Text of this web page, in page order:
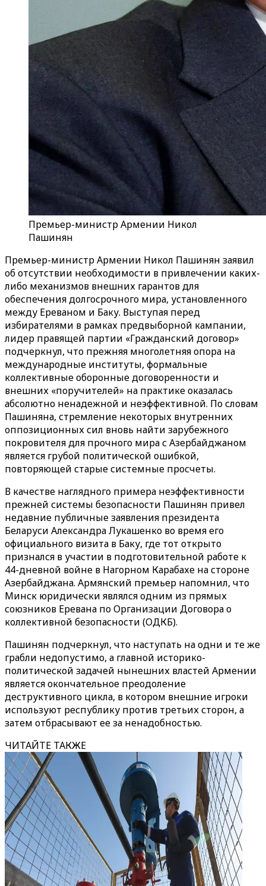
Премьер-министр Армении Никол
Пашинян
Премьер-министр Армении Никол Пашинян заявил
об отсутствии необходимости в привлечении каких-
либо механизмов внешних гарантов для
обеспечения долгосрочного мира, установленного
между Ереваном и Баку. Выступая перед
избирателями в рамках предвыборной кампании,
лидер правящей партии «Гражданский договор»
подчеркнул, что прежняя многолетняя опора на
международные институты, формальные
коллективные оборонные договоренности и
внешних «поручителей» на практике оказалась
абсолютно ненадежной и неэффективной. По словам
Пашиняна, стремление некоторых внутренних
оппозиционных сил вновь найти зарубежного
покровителя для прочного мира с Азербайджаном
является грубой политической ошибкой,
повторяющей старые системные просчеты.
В качестве наглядного примера неэффективности
прежней системы безопасности Пашинян привел
недавние публичные заявления президента
Беларуси Александра Лукашенко во время его
официального визита в Баку, где тот открыто
признался в участии в подготовительной работе к
44-дневной войне в Нагорном Карабахе на стороне
Азербайджана. Армянский премьер напомнил, что
Минск юридически являлся одним из прямых
союзников Еревана по Организации Договора о
коллективной безопасности (ОДКБ).
Пашинян подчеркнул, что наступать на одни и те же
грабли недопустимо, а главной историко-
политической задачей нынешних властей Армении
является окончательное преодоление
деструктивного цикла, в котором внешние игроки
используют республику против третьих сторон, а
затем отбрасывают ее за ненадобностью.
ЧИТАЙТЕ ТАКЖЕ